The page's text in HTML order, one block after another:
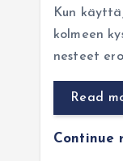
Kun
kolmeen
nesteet
Read
Continue